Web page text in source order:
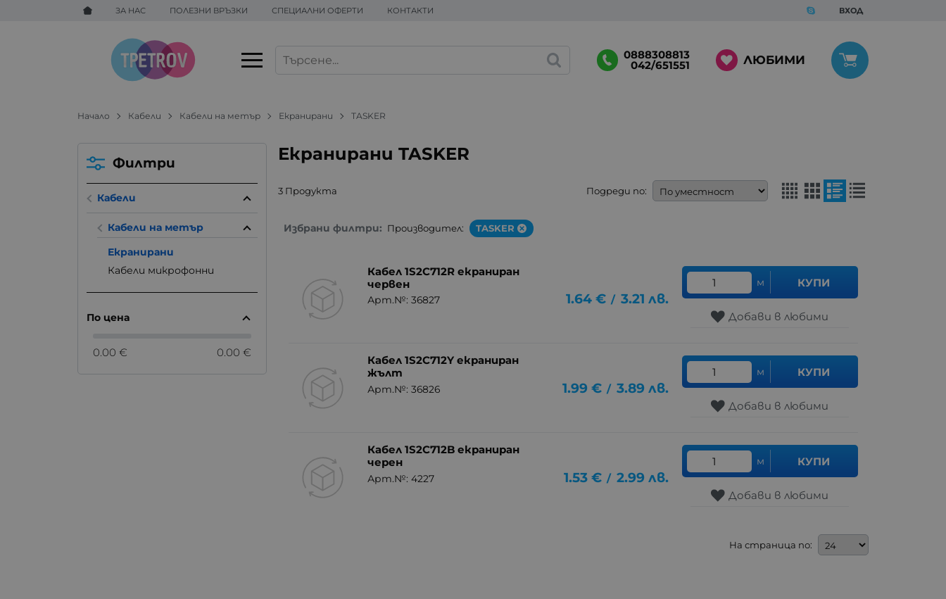
ЗА НАС ПОЛЕЗНИ ВРЪЗКИ СПЕЦИАЛНИ ОФЕРТИ КОНТАКТИ ВХОД
0888308813
042/651551 ЛЮБИМИ
Начало Кабели Кабели на метър Екранирани TASKER
Екранирани TASKER
3 Продукта Подреди по:
Избрани филтри: Производител: TASKER
Кабел 1S2C712R екраниран
червен
Арт.№: 36827 1.64 € / 3.21 лв.
м КУПИ
Добави в любими
Кабел 1S2C712Y екраниран
жълт
Арт.№: 36826 1.99 € / 3.89 лв.
м КУПИ
Добави в любими
Кабел 1S2C712B екраниран
черен
Арт.№: 4227 1.53 € / 2.99 лв.
м КУПИ
Добави в любими
На страница по:
Филтри
Кабели
Кабели на метър
Екранирани
Кабели микрофонни
По цена
0.00 € 0.00 €